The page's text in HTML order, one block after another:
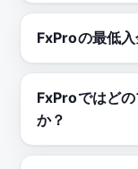
FxProの最低
FxProではど
か？